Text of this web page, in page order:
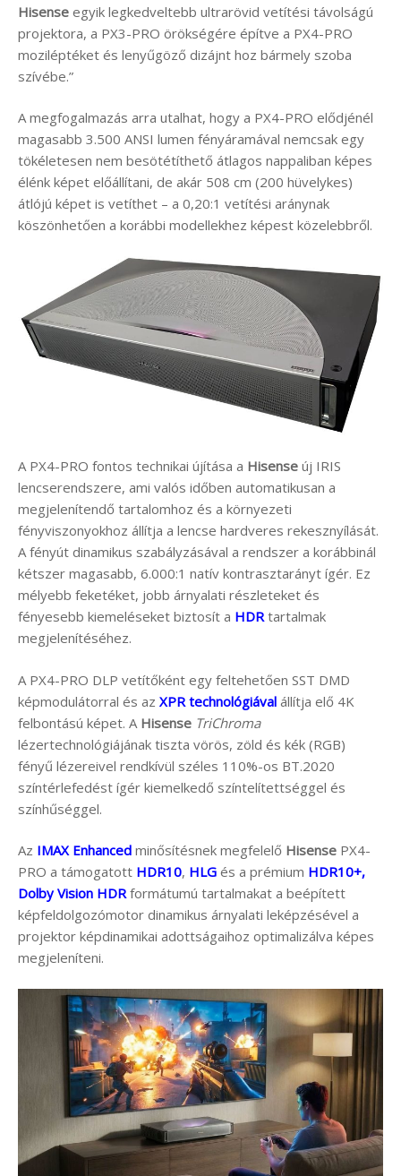
Hisense egyik legkedveltebb ultrarövid vetítési távolságú
projektora, a PX3-PRO örökségére építve a PX4-PRO
moziléptéket és lenyűgöző dizájnt hoz bármely szoba
szívébe.”
A megfogalmazás arra utalhat, hogy a PX4-PRO elődjénél
magasabb 3.500 ANSI lumen fényáramával nemcsak egy
tökéletesen nem besötétíthető átlagos nappaliban képes
élénk képet előállítani, de akár 508 cm (200 hüvelykes)
átlójú képet is vetíthet – a 0,20:1 vetítési aránynak
köszönhetően a korábbi modellekhez képest közelebbről.
A PX4-PRO fontos technikai újítása a Hisense új IRIS
lencserendszere, ami valós időben automatikusan a
megjelenítendő tartalomhoz és a környezeti
fényviszonyokhoz állítja a lencse hardveres rekesznyílását.
A fényút dinamikus szabályzásával a rendszer a korábbinál
kétszer magasabb, 6.000:1 natív kontrasztarányt ígér. Ez
mélyebb feketéket, jobb árnyalati részleteket és
fényesebb kiemeléseket biztosít a HDRtartalmak
megjelenítéséhez.
A PX4-PRO DLP vetítőként egy feltehetően SST DMD
képmodulátorral és az XPR technológiával állítja elő 4K
felbontású képet. A Hisense TriChroma
lézertechnológiájának tiszta vörös, zöld és kék (RGB)
fényű lézereivel rendkívül széles 110%-os BT.2020
színtérlefedést ígér kiemelkedő színtelítettséggel és
színhűséggel.
Az IMAX Enhanced minősítésnek megfelelő Hisense PX4-
PRO a támogatott HDR10, HLG és a prémium HDR10+,
Dolby Vision HDRformátumú tartalmakat a beépített
képfeldolgozómotor dinamikus árnyalati leképzésével a
projektor képdinamikai adottságaihoz optimalizálva képes
megjeleníteni.